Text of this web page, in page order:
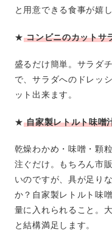
と用意できる食事が嬉
★コンビニのカットサ
盛るだけ簡単。サラダ
で、サラダへのドレッ
ット出来ます。
★自家製レトルト味噌
乾燥わかめ・味噌・顆
注ぐだけ。もちろん市
いのですが、具が足り
か？自家製レトルト味
量に入れられること。
と結構満足します。